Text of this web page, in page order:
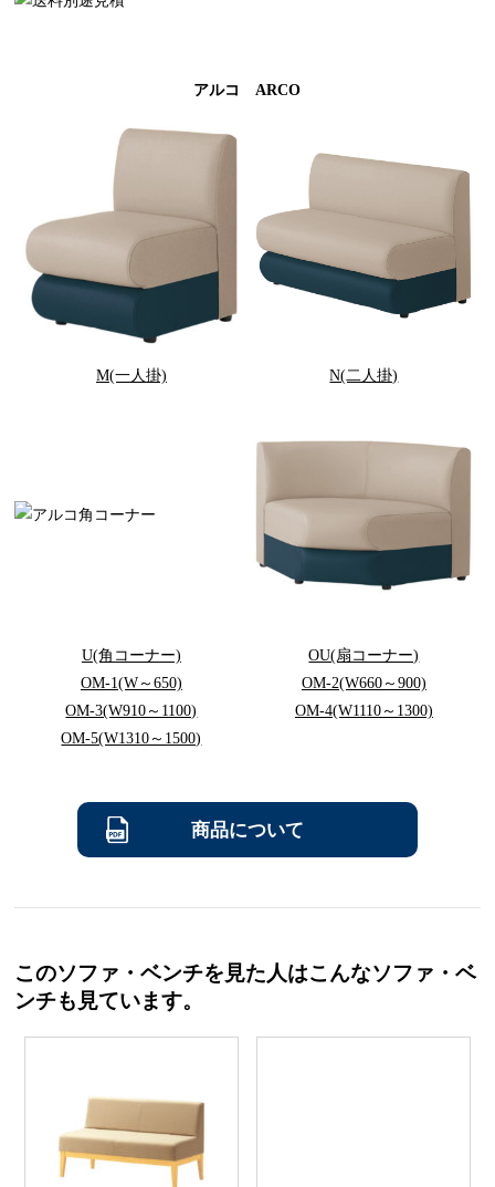
アルコ ARCO
M(一人掛) N(二人掛)
U(角コーナー)
OU(扇コーナー)
OM-1(W～650)
OM-2(W660～900)
OM-3(W910～1100)
OM-4(W1110～1300)
OM-5(W1310～1500)
商品について
このソファ・ベンチを見た人はこんなソファ・ベ
ンチも見ています。